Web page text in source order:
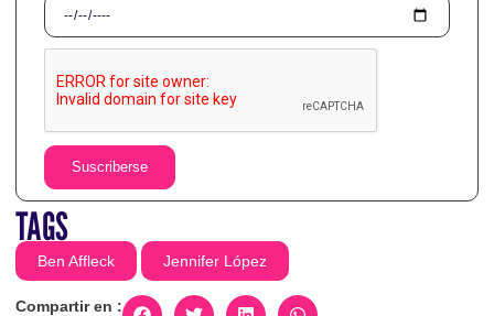
Suscriberse
TAGS
Ben Affleck Jennifer López
Compartir en :